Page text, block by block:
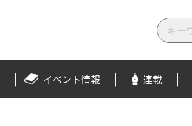
検
索
す
る
イベント情報 連載